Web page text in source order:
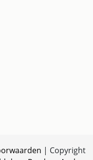
| Copyright